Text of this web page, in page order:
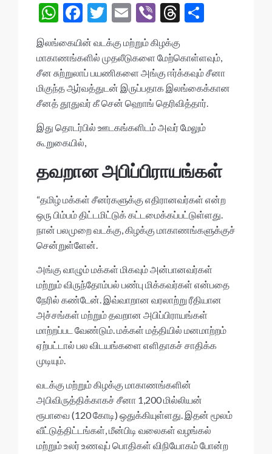
W
at
s
A
p
p
F
ac
e
b
o
o
k
T
w
itt
er
E
m
ai
l
Vi
er
T
ea
ds
ar
e
இலங்கையின் வடக்கு மற்றும் கிழக்கு
மாகாணங்களில் முதலீடுகளை மேற்கொள்ளவும்,
சீன சுற்றுலாப் பயணிகளை அங்கு ஈர்க்கவும் சீனா
மிகுந்த ஆர்வத்துடன் இருப்பதாக இலங்கைக்கான
சீனத் தூதுவர் கீ சென் ஹொங் தெரிவித்தார்.
இது தொடர்பில் ஊடகங்களிடம் அவர் மேலும்
கூறுகையில்,
தவறான அபிப்பிராயங்கள்
“தமிழ் மக்கள் சீனர்களுக்கு எதிரானவர்கள் என்ற
ஒரு பிம்பம் திட்டமிட்டுக் கட்டமைக்கப்பட்டுள்ளது.
நான் பலமுறை வடக்கு, கிழக்கு மாகாணங்களுக்குச்
சென்றுள்ளேன்.
அங்கு வாழும் மக்கள் மிகவும் அன்பானவர்கள்
மற்றும் விருந்தோம்பல் பண்பு மிக்கவர்கள் என்பதை
நேரில் கண்டேன். இவ்வாறான வரலாற்று ரீதியான
அச்சங்கள் மற்றும் தவறான அபிப்பிராயங்கள்
மாற்றப்பட வேண்டும். மக்கள் மத்தியில் மனமாற்றம்
ஏற்பட்டால் பல விடயங்களை எளிதாகச் சாதிக்க
முடியும்.
வடக்கு மற்றும் கிழக்கு மாகாணங்களின்
அபிவிருத்திக்காகச் சீனா 1,200 மில்லியன்
ரூபாவை (120 கோடி) ஒதுக்கியுள்ளது. இதன் மூலம்
வீட்டுத்திட்டங்கள், மீன்பிடி வலைகள் வழங்கல்
மற்றும் உலர் உணவுப் பொதிகள் விநியோகம் போன்ற